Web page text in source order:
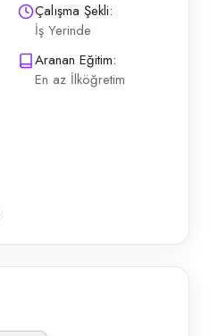
Çalışma Şekli:
İş Yerinde
Aranan Eğitim:
En az İlköğretim